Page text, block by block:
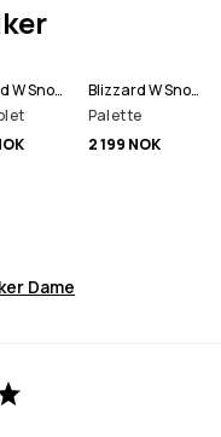
Blizzard W Snowboardjakke Dame
Blizzard W Snowboardjakke Dame
Palette
2 199 NOK
Dame